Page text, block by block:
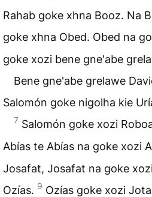
Rahab goke xhna Booz. Na
goke xhna Obed. Obed na
goke xozi bene gne'abe
Bene gne'abe grelawe
Salomón goke nigolha kie
7 Salomón goke xozi
Abías te Abías na goke xozi
Josafat, Josafat na goke
Ozías. 9 Ozías goke xozi